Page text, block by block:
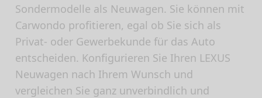
Sondermodelle als Neuwagen. Sie können mit
Carwondo profitieren, egal ob Sie sich als
Privat- oder Gewerbekunde für das Auto
entscheiden. Konfigurieren Sie Ihren LEXUS
Neuwagen nach Ihrem Wunsch und
vergleichen Sie ganz unverbindlich und